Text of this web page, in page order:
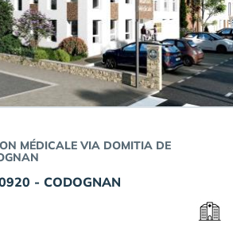
MÉDICALE VIA DOMITIA DE
- CODOGNAN